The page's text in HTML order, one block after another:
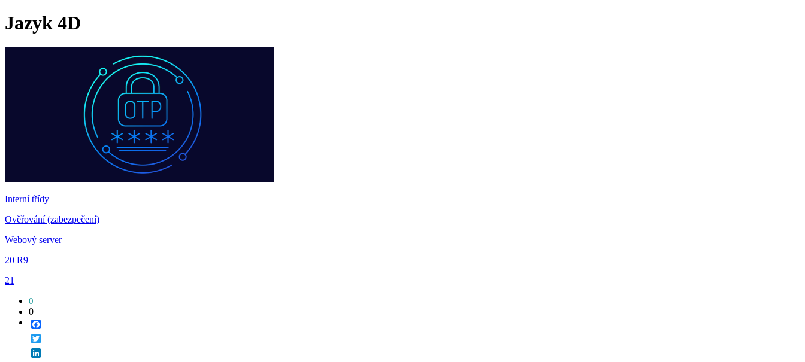
Jazyk 4D
Interní třídy
Ověřování (zabezpečení)
Webový server
20 R9
21
0
0